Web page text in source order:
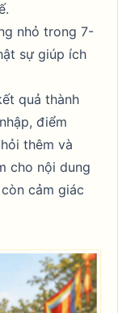
nhỏ trong 7-
sự giúp ích
quả thành
điểm
thêm và
cho nội dung
cảm giác